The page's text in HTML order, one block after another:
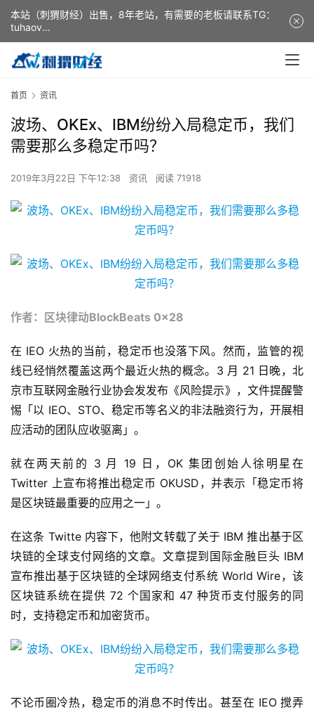
首页 资讯
波场、OKEx、IBM纷纷入局稳定币，我们
需要那么多稳定币吗？
2019年3月22日 下午12:38 资讯 阅读 71918
作者：区块律动BlockBeats 0x28
在 IEO 火热的当前，稳定币也没落下风。然而，监管的视
线已经悄然覆盖这两个最近火热的概念。3 月 21 日晚，北
京市互联网金融行业协会发发布《风险提示》，文件提醒警
惕「以 IEO、STO、稳定币等名义的非法融资行为，开展相
应活动的团队应收驱离」。
就在两天前的 3 月 19 日，OK 集团创始人徐明星在
Twitter 上宣布将推出稳定币 OKUSD，并表示「稳定币将
是区块链最重要的应用之一」。
在这条 Twitte 内容下，他附文转载了关于 IBM 推出基于区
块链的全球支付网络的文章。文章提到国际金融巨头 IBM
宣布推出基于区块链的全球网络支付系统 World Wire，该
区块链系统在提供 72 个国家和 47 种货币支付服务的同
时，支持稳定币和加密货币。
不论币圈冷热，稳定币的消息不时传出。甚至在 IEO 搅弄
本站（刺猬财经）出售，8年老站，有需要的老板请联系TG：
tuhaov
This website (ciweicaijing) is for sale. It is a 8-year-old
website. If you need it, please contact TG: tuhaov